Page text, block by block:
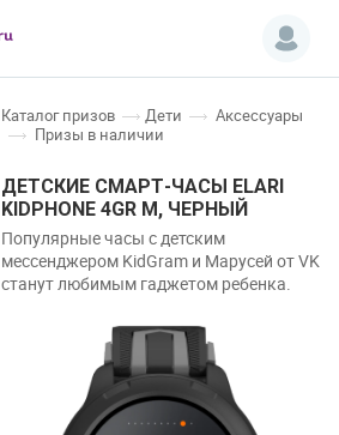
каталог призов дети
аксессуары
призы в наличии
ДЕТСКИЕ СМАРТ-ЧАСЫ ELARI
KIDPHONE 4GR М, ЧЕРНЫЙ
Популярные часы с детским
мессенджером KidGram и Марусей от VK
станут любимым гаджетом ребенка.